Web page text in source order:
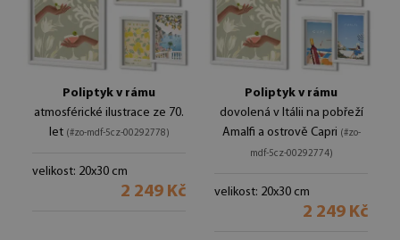
Poliptyk v rámu
atmosférické ilustrace ze 70.
let (#zo-mdf-5cz-00292778)
velikost: 20x30 cm
2 249 Kč
Poliptyk v rámu
dovolená v Itálii na pobřeží
Amalfi a ostrově Capri (#zo-
mdf-5cz-00292774)
velikost: 20x30 cm
2 249 Kč